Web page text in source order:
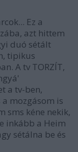
Ez a
azt hittem
duó sétált
tipikus
A tv TORZÍT,
a tv-ben,
mozgásom is
sms kéne nekik,
inkább a Heim
sétálna be és